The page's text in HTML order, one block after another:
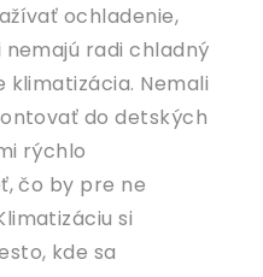
ochladenie,
radi chladný
Nemali
do detských
rýchlo
čo by pre ne
si
kde sa